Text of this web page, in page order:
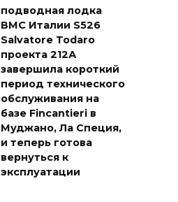
подводная лодка
ВМС Италии S526
Salvatore Todaro
проекта 212А
завершила короткий
период технического
обслуживания на
базе Fincantieri в
Муджано, Ла Специя,
и теперь готова
вернуться к
эксплуатации